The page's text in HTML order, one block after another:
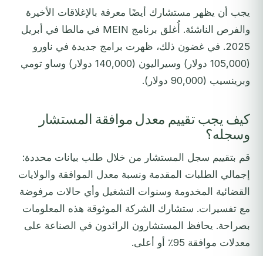
يجب أن يظهر مستشارك أيضًا معرفة بالإغلاقات الأخيرة
والفرص الناشئة. أُغلق برنامج MEIN في مالطا في أبريل
2025. في غضون ذلك، ظهرت برامج جديدة في ناورو
(105,000 دولار) وسيراليون (140,000 دولار) وساو تومي
وبرينسيب (90,000 دولار).
كيف يجب تقييم معدل موافقة المستشار
وسجله؟
قم بتقييم سجل المستشار من خلال طلب بيانات محددة:
إجمالي الطلبات المقدمة ونسبة معدل الموافقة والولايات
القضائية المخدومة وسنوات التشغيل وأي حالات مرفوضة
مع تفسيرات. ستشارك الشركة الموثوقة هذه المعلومات
بصراحة. يحافظ المستشارون الرائدون في الصناعة على
معدلات موافقة 95٪ أو أعلى.